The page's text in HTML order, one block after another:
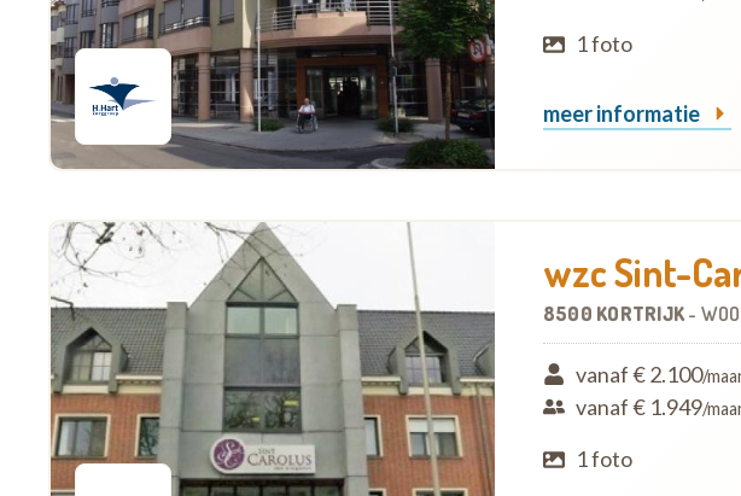
1 foto
meer informatie
wzc Sint-
8500 KORTRIJK-
vanaf € 2.100/
vanaf € 1.949/
1 foto